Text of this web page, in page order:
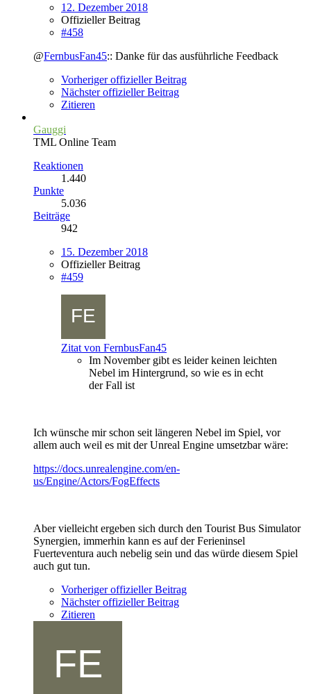
12. Dezember 2018
Offizieller Beitrag
#458
@FernbusFan45:: Danke für das ausführliche Feedback
Vorheriger offizieller Beitrag
Nächster offizieller Beitrag
Zitieren
Gauggi
TML Online Team
Reaktionen
1.440
Punkte
5.036
Beiträge
942
15. Dezember 2018
Offizieller Beitrag
#459
Zitat von FernbusFan45
Im November gibt es leider keinen leichten
Nebel im Hintergrund, so wie es in echt
der Fall ist
Ich wünsche mir schon seit längeren Nebel im Spiel, vor
allem auch weil es mit der Unreal Engine umsetzbar wäre:
https://docs.unrealengine.com/en-
us/Engine/Actors/FogEffects
Aber vielleicht ergeben sich durch den Tourist Bus Simulator
Synergien, immerhin kann es auf der Ferieninsel
Fuerteventura auch nebelig sein und das würde diesem Spiel
auch gut tun.
Vorheriger offizieller Beitrag
Nächster offizieller Beitrag
Zitieren